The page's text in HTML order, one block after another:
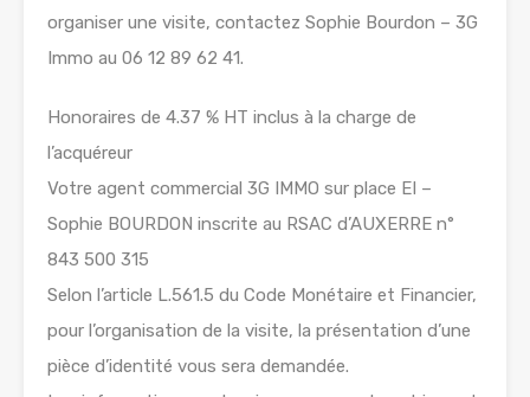
organiser une visite, contactez Sophie Bourdon – 3G
Immo au 06 12 89 62 41.
Honoraires de 4.37 % HT inclus à la charge de
l’acquéreur
Votre agent commercial 3G IMMO sur place EI –
Sophie BOURDON inscrite au RSAC d’AUXERRE n°
843 500 315
Selon l’article L.561.5 du Code Monétaire et Financier,
pour l’organisation de la visite, la présentation d’une
pièce d’identité vous sera demandée.